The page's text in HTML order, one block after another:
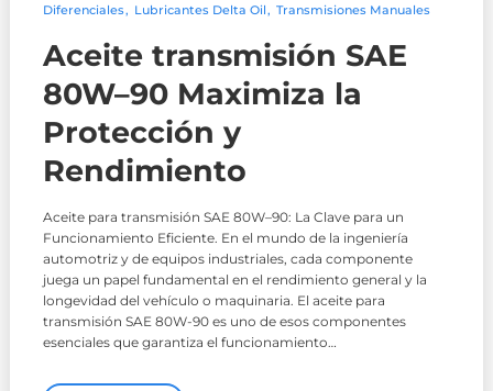
Diferenciales
Lubricantes Delta Oil Transmisiones Manuales
Aceite transmisión SAE
80W–90 Maximiza la
Protección y
Rendimiento
Aceite para transmisión SAE 80W–90: La Clave para un
Funcionamiento Eficiente. En el mundo de la ingeniería
automotriz y de equipos industriales, cada componente
juega un papel fundamental en el rendimiento general y la
longevidad del vehículo o maquinaria. El aceite para
transmisión SAE 80W-90 es uno de esos componentes
esenciales que garantiza el funcionamiento…